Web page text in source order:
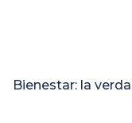
Bienestar: la